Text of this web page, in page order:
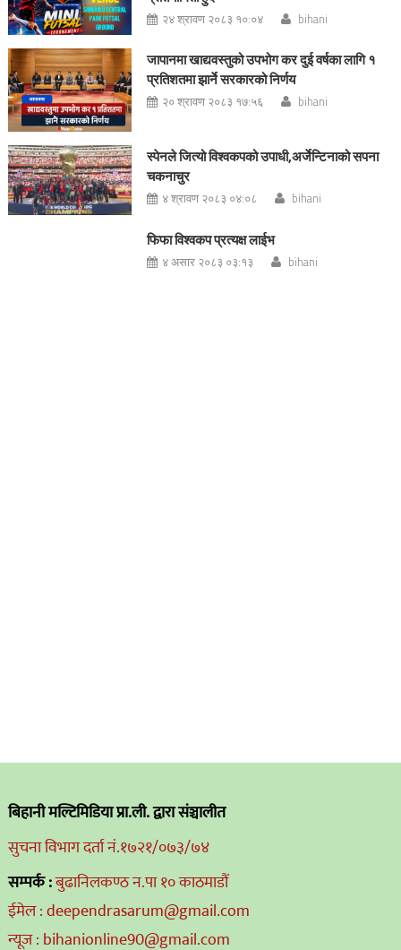
२४ श्रावण २०८३ १०:०४ bihani
जापानमा खाद्यवस्तुको उपभोग कर दुई वर्षका लागि १
प्रतिशतमा झार्ने सरकारको निर्णय
२० श्रावण २०८३ १७:५६ bihani
स्पेनले जित्यो विश्वकपको उपाधी,अर्जेन्टिनाको सपना
चकनाचुर
४ श्रावण २०८३ ०४:०८ bihani
फिफा विश्वकप प्रत्यक्ष लाईभ
४ असार २०८३ ०३:१३ bihani
बिहानी मल्टिमिडिया प्रा.ली. द्वारा संञ्चालीत
सुचना विभाग दर्ता नं.१७२१/०७३/७४
सम्पर्क :बुढानिलकण्ठ न.पा १० काठमाडौं
ईमेल : deependrasarum@gmail.com
न्यूज : bihanionline90@gmail.com